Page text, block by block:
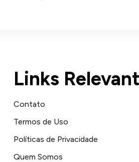
Links
Contato
Termos de Uso
Políticas de Privacidade
Quem Somos